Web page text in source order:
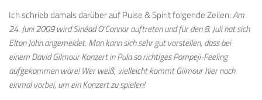
Ich schrieb damals darüber auf Pulse & Spirit folgende Zeilen:Am
24. Juni 2009 wird Sinéad O’Connor auftreten und für den 8. Juli hat sich
Elton John angemeldet. Man kann sich sehr gut vorstellen, dass bei
einem David Gilmour Konzert in Pula so richtiges Pompeji-Feeling
aufgekommen wäre! Wer weiß, vielleicht kommt Gilmour hier noch
einmal vorbei, um ein Konzert zu spielen!